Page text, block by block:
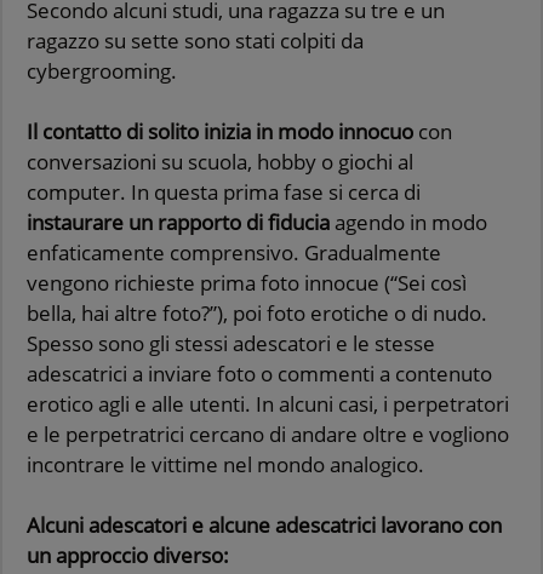
Secondo alcuni studi, una ragazza su tre e un
ragazzo su sette sono stati colpiti da
cybergrooming.
Il contatto di solito inizia in modo innocuo con
conversazioni su scuola, hobby o giochi al
computer. In questa prima fase si cerca di
instaurare un rapporto di fiducia agendo in modo
enfaticamente comprensivo. Gradualmente
vengono richieste prima foto innocue (“Sei così
bella, hai altre foto?”), poi foto erotiche o di nudo.
Spesso sono gli stessi adescatori e le stesse
adescatrici a inviare foto o commenti a contenuto
erotico agli e alle utenti. In alcuni casi, i perpetratori
e le perpetratrici cercano di andare oltre e vogliono
incontrare le vittime nel mondo analogico.
Alcuni adescatori e alcune adescatrici lavorano con
un approccio diverso: